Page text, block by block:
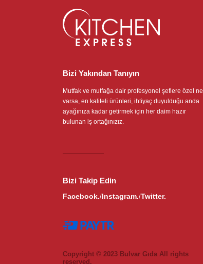
Bizi Yakından Tanıyın
Mutfak ve mutfağa dair profesyonel şeflere özel ne
varsa, en kaliteli ürünleri, ihtiyaç duyulduğu anda
ayağınıza kadar getirmek için her daim hazır
bulunan iş ortağınızız.
Bizi Takip Edin
Facebook./Instagram./Twitter.
Copyright © 2023 Bulvar Gıda All rights
reserved.